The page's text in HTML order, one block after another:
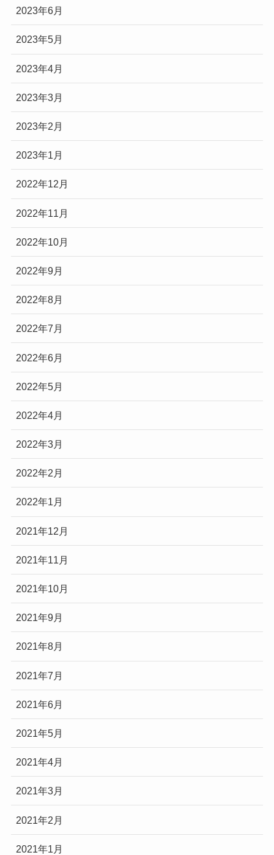
2023年6月
2023年5月
2023年4月
2023年3月
2023年2月
2023年1月
2022年12月
2022年11月
2022年10月
2022年9月
2022年8月
2022年7月
2022年6月
2022年5月
2022年4月
2022年3月
2022年2月
2022年1月
2021年12月
2021年11月
2021年10月
2021年9月
2021年8月
2021年7月
2021年6月
2021年5月
2021年4月
2021年3月
2021年2月
2021年1月